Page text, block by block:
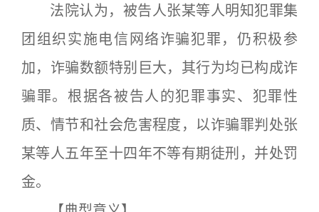
法院认为，被告人张某等人明知犯罪集
团组织实施电信网络诈骗犯罪，仍积极参
加，诈骗数额特别巨大，其行为均已构成诈
骗罪。根据各被告人的犯罪事实、犯罪性
质、情节和社会危害程度，以诈骗罪判处张
某等人五年至十四年不等有期徒刑，并处罚
金。